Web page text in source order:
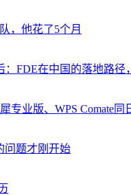
，他花了5个月
：FDE在中国的落地路径
专业版、WPS Comate同
问题才刚开始